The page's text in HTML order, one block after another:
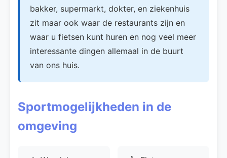
bakker, supermarkt, dokter, en ziekenhuis
zit maar ook waar de restaurants zijn en
waar u fietsen kunt huren en nog veel meer
interessante dingen allemaal in de buurt
van ons huis.
Sportmogelijkheden in de
omgeving